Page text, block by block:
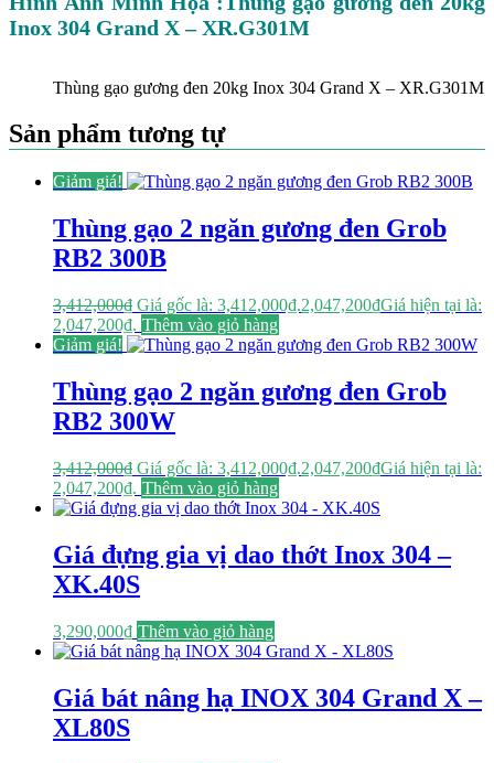
Inox 304 Grand X – XR.G301M
Thùng gạo gương đen 20kg Inox 304 Grand X – XR.G301M
Sản phẩm tương tự
Giảm giá!
Thùng gạo 2 ngăn gương đen Grob
RB2 300B
3,412,000₫ Giá gốc là: 3,412,000₫.2,047,200₫Giá hiện tại là:
2,047,200₫. Thêm vào giỏ hàng
Giảm giá!
Thùng gạo 2 ngăn gương đen Grob
RB2 300W
3,412,000₫ Giá gốc là: 3,412,000₫.2,047,200₫Giá hiện tại là:
2,047,200₫. Thêm vào giỏ hàng
Giá đựng gia vị dao thớt Inox 304 –
XK.40S
3,290,000₫ Thêm vào giỏ hàng
Giá bát nâng hạ INOX 304 Grand X –
XL80S